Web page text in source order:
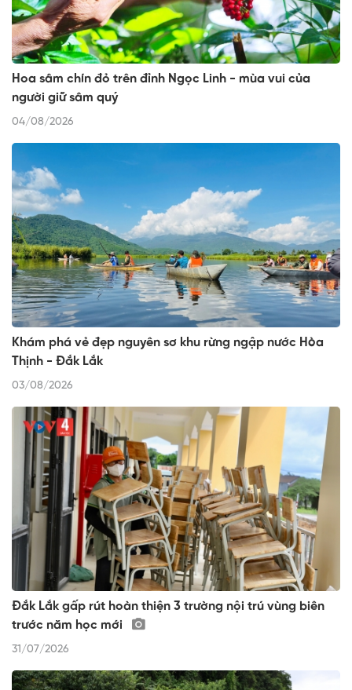
Hoa sâm chín đỏ trên đỉnh Ngọc Linh - mùa vui của
người giữ sâm quý
04/08/2026
Khám phá vẻ đẹp nguyên sơ khu rừng ngập nước Hòa
Thịnh - Đắk Lắk
03/08/2026
Đắk Lắk gấp rút hoàn thiện 3 trường nội trú vùng biên
trước năm học mới
31/07/2026